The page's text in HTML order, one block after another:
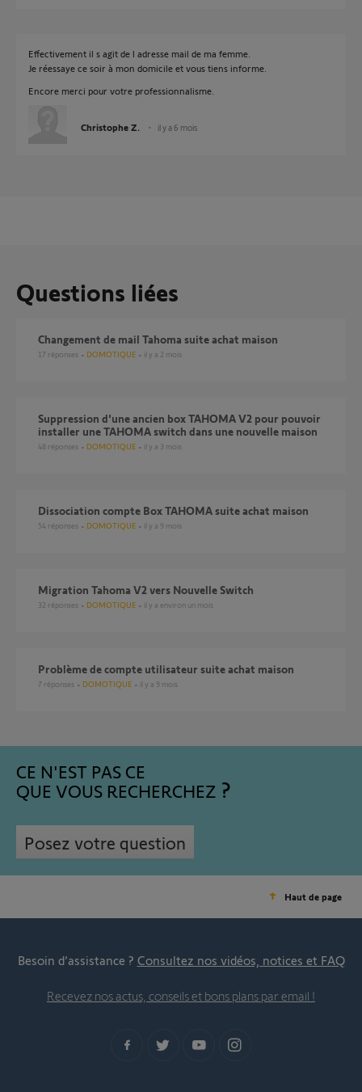
Effectivement il s agit de l adresse mail de ma femme.
Je réessaye ce soir à mon domicile et vous tiens informe.
Encore merci pour votre professionnalisme.
Christophe Z. il y a 6 mois
Questions liées
Changement de mail Tahoma suite achat maison
17 réponses DOMOTIQUE il y a 2 mois
Suppression d'une ancien box TAHOMA V2 pour pouvoir
installer une TAHOMA switch dans une nouvelle maison
48 réponses DOMOTIQUE il y a 3 mois
Dissociation compte Box TAHOMA suite achat maison
54 réponses DOMOTIQUE il y a 9 mois
Migration Tahoma V2 vers Nouvelle Switch
32 réponses DOMOTIQUE il y a environ un mois
Problème de compte utilisateur suite achat maison
7 réponses DOMOTIQUE il y a 9 mois
CE N'EST PAS CE
QUE VOUS RECHERCHEZ
Posez votre question
Haut de page
Besoin d’assistance ? Consultez nos vidéos, notices et FAQ
Recevez nos actus, conseils et bons plans par email !